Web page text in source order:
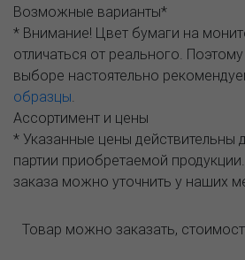
Возможные варианты*
* Внимание! Цвет бумаги на
отличаться от реального.
выборе настоятельно
образцы
Ассортимент и цены
* Указанные цены действительны
партии приобретаемой
заказа можно уточнить у наших
Товар можно заказать,